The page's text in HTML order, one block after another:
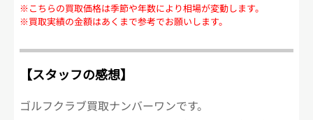
※こちらの買取価格は季節や年数により相場が変動します。
※買取実績の金額はあくまで参考でお願いします。
【スタッフの感想】
ゴルフクラブ買取ナンバーワンです。